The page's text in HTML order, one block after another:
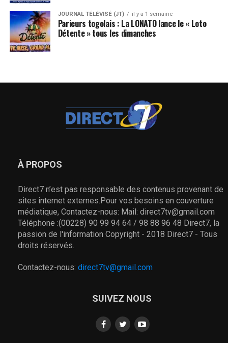
JOURNAL TÉLÉVISÉ (JT) il y a 1 semaine
Parieurs togolais : La LONATO lance le « Loto
Détente » tous les dimanches
À PROPOS
Direct7 n’est pas responsable des contenus provenant de
sites internet externes.Pour vos besoins en couverture
médiatique, Contactez-nous: Mail: direct7tv@gmail.com
Téléphone :(00228) 90 99 94 64 / 98 88 96 48 Direct7, la
passion de l'information Copyright - 2018 Direct7 - Tous
droits réservés.
Contactez-nous: direct7tv@gmail.com
SUIVEZ NOUS